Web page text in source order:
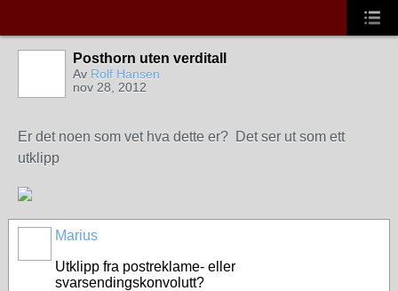
Posthorn uten verditall
Av Rolf Hansen
nov 28, 2012
Er det noen som vet hva dette er? Det ser ut som ett
utklipp
Marius
Utklipp fra postreklame- eller
svarsendingskonvolutt?